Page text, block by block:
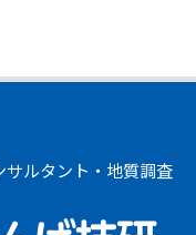
ルタント・地質調査